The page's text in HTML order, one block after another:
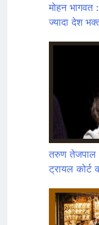
मोहन भागवत
ज्यादा देश
तरुण तेजपाल
ट्रायल